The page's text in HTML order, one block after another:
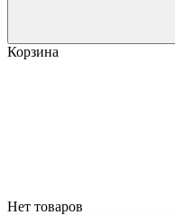
Корзина
Нет товаров